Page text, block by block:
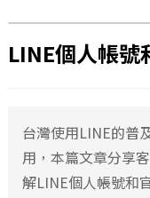
LINE個人帳號
台灣使用LINE的普
用，本篇文章分享
解LINE個人帳號和